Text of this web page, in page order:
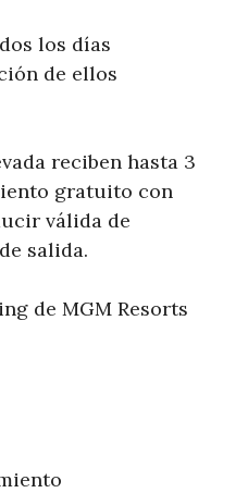
los días
de ellos
reciben hasta 3
gratuito con
válida de
salida.
de MGM Resorts